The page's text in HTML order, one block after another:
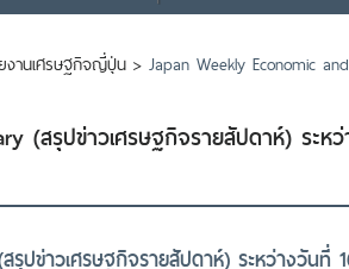
งานเศรษฐกิจญี่ปุ่น > Japan Weekly Economic
(สรุปข่าวเศรษฐกิจรายสัปดาห์) ระหว่
รุปข่าวเศรษฐกิจรายสัปดาห์) ระหว่างวันที่